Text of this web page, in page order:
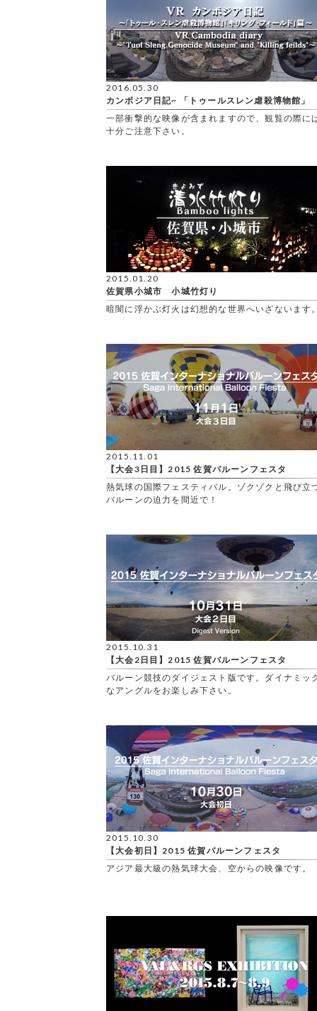
2016.05.30
カンボジア日記~ 「トゥールスレン虐殺博物館」
一部衝撃的な映像が含まれますので、観覧の際に
十分ご注意下さい。
2015.01.20
佐賀県小城市 小城竹灯り
暗闇に浮かぶ灯火は幻想的な世界へいざないます
2015.11.01
【大会3日目】2015 佐賀バルーンフェスタ
熱気球の国際フェスティバル。ゾクゾクと飛び立
バルーンの迫力を間近で！
2015.10.31
【大会2日目】2015 佐賀バルーンフェスタ
バルーン競技のダイジェスト版です。ダイナミッ
なアングルをお楽しみ下さい。
2015.10.30
【大会初日】2015 佐賀バルーンフェスタ
アジア最大級の熱気球大会、空からの映像です。